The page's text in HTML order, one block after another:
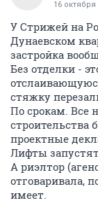
16 октября
У Стрижей на
Дунаевском
застройка
Без отделки -
стяжку
По срокам. Все
строительства
проектные
Лифты
А риэлтор
отговаривала,
имеет.